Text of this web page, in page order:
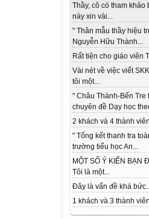
Thầy, cô có tham khảo
này xin vài...
" Thân mẫu thầy hiệu
Nguyễn Hữu Thành...
Rất tiện cho giáo viên
Vài nét về việc viết
tôi một...
" Châu Thành-Bến Tre
chuyên đề Dạy học
2 khách và 4 thành
" Tổng kết thanh tra
trường tiểu học An...
MỘT SỐ Ý KIẾN BẠN
Tôi là một...
Đây là vấn đề khá
1 khách và 3 thành